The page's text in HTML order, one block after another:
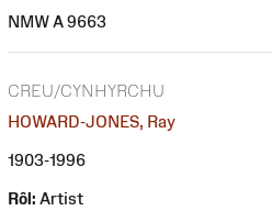
NMW A 9663
CREU/CYNHYRCHU
HOWARD-JONES, Ray
1903-1996
Rôl: Artist